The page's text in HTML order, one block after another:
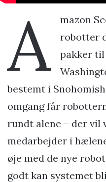
A
mazon
robotter
pakker til
bestemt i
omgang får
rundt alene – der vil
medarbejder i
øje med de nye
godt kan systemet